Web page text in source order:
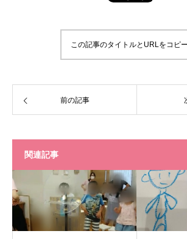
この記事のタイトルとURLをコピ
前の記事
関連記事